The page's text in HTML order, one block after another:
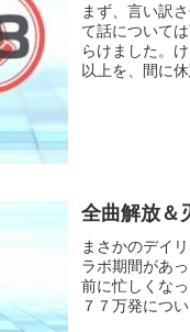
まず、言い訳
て話について
らけました。
以上を、間に
全曲解放＆
まさかのデイ
ラボ期間があ
前に忙しくな
７７万発につ